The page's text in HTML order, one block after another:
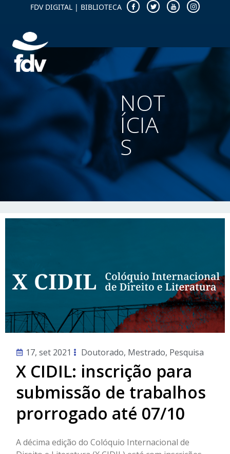
FDV DIGITAL | BIBLIOTECA
NOT
ÍCIA
S
17, set 2021 Doutorado, Mestrado, Pesquisa
X CIDIL: inscrição para
submissão de trabalhos
prorrogado até 07/10
A décima edição do Colóquio Internacional de